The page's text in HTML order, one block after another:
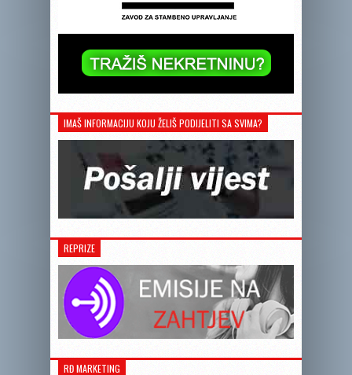
IMAŠ INFORMACIJU KOJU ŽELIŠ PODIJELITI SA SVIMA?
REPRIZE
RĐ MARKETING